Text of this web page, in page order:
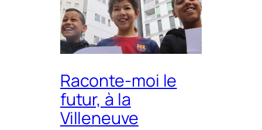
Raconte-moi le
futur, à la
Villeneuve